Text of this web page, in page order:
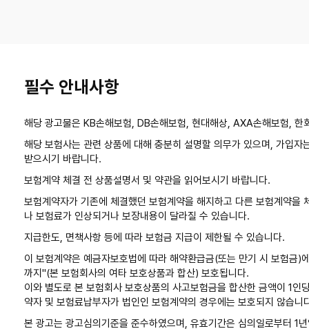
필수 안내사항
해당 광고물은 KB손해보험, DB손해보험, 현대해상, AXA손해보험, 한
해당 보험사는 관련 상품에 대해 충분히 설명할 의무가 있으며, 가입자
받으시기 바랍니다.
보험계약 체결 전 상품설명서 및 약관을 읽어보시기 바랍니다.
보험계약자가 기존에 체결했던 보험계약을 해지하고 다른 보험계약을
나 보험료가 인상되거나 보장내용이 달라질 수 있습니다.
지급한도, 면책사항 등에 따라 보험금 지급이 제한될 수 있습니다.
이 보험계약은 예금자보호법에 따라 해약환급금(또는 만기 시 보험금)
까지"(본 보험회사의 여타 보호상품과 합산) 보호됩니다.
이와 별도로 본 보험회사 보호상품의 사고보험금을 합산한 금액이 1인
약자 및 보험료납부자가 법인인 보험계약의 경우에는 보호되지 않습니
본 광고는 광고심의기준을 준수하였으며, 유효기간은 심의일로부터 1